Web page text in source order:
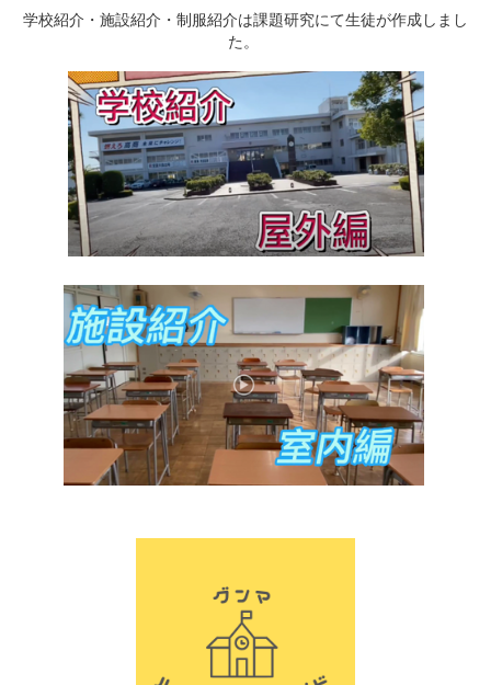
学校紹介・施設紹介・制服紹介は課題研究にて生徒が作成しまし
た。